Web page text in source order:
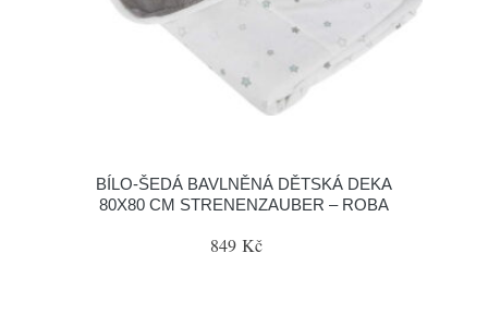
BÍLO-ŠEDÁ BAVLNĚNÁ DĚTSKÁ DEKA
80X80 CM STRENENZAUBER – ROBA
849 Kč